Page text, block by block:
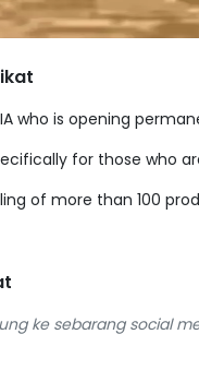
who is opening
for those who
of more than 100
ke sebarang social